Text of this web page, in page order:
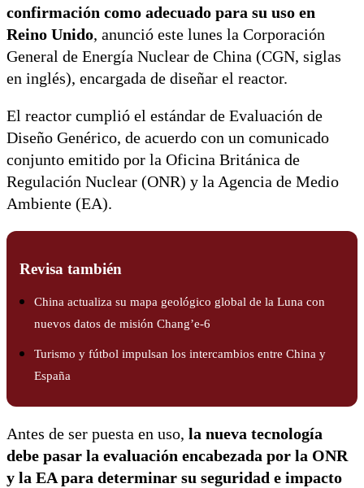
confirmación como adecuado para su uso en
Reino Unido, anunció este lunes la Corporación
General de Energía Nuclear de China (CGN, siglas
en inglés), encargada de diseñar el reactor.
El reactor cumplió el estándar de Evaluación de
Diseño Genérico, de acuerdo con un comunicado
conjunto emitido por la Oficina Británica de
Regulación Nuclear (ONR) y la Agencia de Medio
Ambiente (EA).
Revisa también
China actualiza su mapa geológico global de la Luna con
nuevos datos de misión Chang’e-6
Turismo y fútbol impulsan los intercambios entre China y
España
Antes de ser puesta en uso, la nueva tecnología
debe pasar la evaluación encabezada por la ONR
y la EA para determinar su seguridad e impacto